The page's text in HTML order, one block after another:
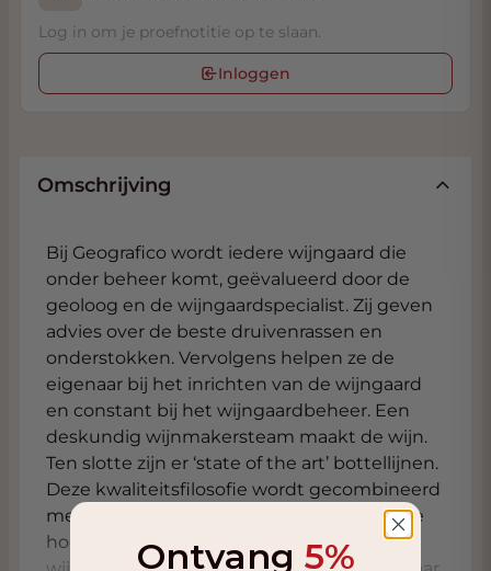
Log in om je proefnotitie op te slaan.
Inloggen
Omschrijving
Bij Geografico wordt iedere wijngaard die
onder beheer komt, geëvalueerd door de
geoloog en de wijngaardspecialist. Zij geven
advies over de beste druivenrassen en
onderstokken. Vervolgens helpen ze de
eigenaar bij het inrichten van de wijngaard
en constant bij het wijngaardbeheer. Een
deskundig wijnmakersteam maakt de wijn.
Ten slotte zijn er ‘state of the art’ bottellijnen.
Deze kwaliteitsfilosofie wordt gecombineerd
met terroir-gerichtheid: de druiven voor de
hogere wijnen komen telkens uit één
Ontvang 5%